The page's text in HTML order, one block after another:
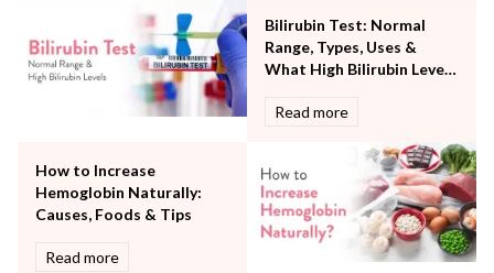
The Breast Centre
The Oncology Centre
Urology
Water Birthing
Bilirubin Test: Normal
Range, Types, Uses &
What High Bilirubin Levels
Read more
How to Increase
Hemoglobin Naturally:
Causes, Foods & Tips
Read more